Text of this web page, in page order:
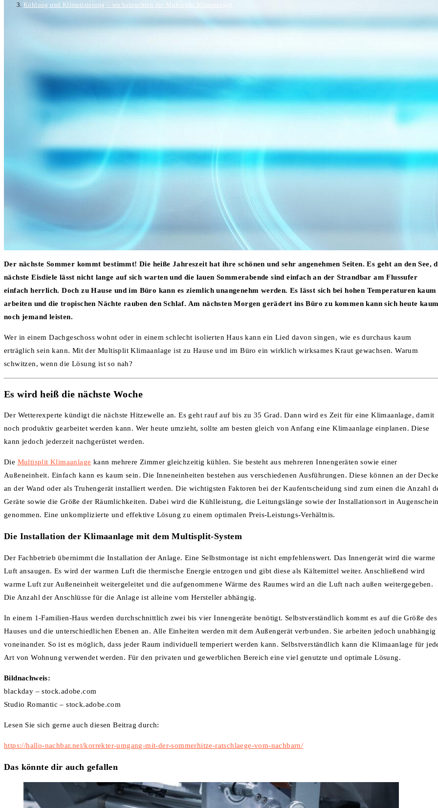
Kühlung und Klimatisierung – wir beleuchten die Multisplit Klimaanlage
Der nächste Sommer kommt bestimmt! Die heiße Jahreszeit hat ihre schönen und sehr angenehmen Seiten. Es geht an den See,
nächste Eisdiele lässt nicht lange auf sich warten und die lauen Sommerabende sind einfach an der Strandbar am Flussufer
einfach herrlich. Doch zu Hause und im Büro kann es ziemlich unangenehm werden. Es lässt sich bei hohen Temperaturen kaum
arbeiten und die tropischen Nächte rauben den Schlaf. Am nächsten Morgen gerädert ins Büro zu kommen kann sich heute
noch jemand leisten.
Wer in einem Dachgeschoss wohnt oder in einem schlecht isolierten Haus kann ein Lied davon singen, wie es durchaus kaum
erträglich sein kann. Mit der Multisplit Klimaanlage ist zu Hause und im Büro ein wirklich wirksames Kraut gewachsen. Warum
schwitzen, wenn die Lösung ist so nah?
Es wird heiß die nächste Woche
Der Wetterexperte kündigt die nächste Hitzewelle an. Es geht rauf auf bis zu 35 Grad. Dann wird es Zeit für eine Klimaanlage, damit
noch produktiv gearbeitet werden kann. Wer heute umzieht, sollte am besten gleich von Anfang eine Klimaanlage einplanen. Diese
kann jedoch jederzeit nachgerüstet werden.
Die Multisplit Klimaanlage kann mehrere Zimmer gleichzeitig kühlen. Sie besteht aus mehreren Innengeräten sowie einer
Außeneinheit. Einfach kann es kaum sein. Die Inneneinheiten bestehen aus verschiedenen Ausführungen. Diese können an der
an der Wand oder als Truhengerät installiert werden. Die wichtigsten Faktoren bei der Kaufentscheidung sind zum einen die Anzahl
Geräte sowie die Größe der Räumlichkeiten. Dabei wird die Kühlleistung, die Leitungslänge sowie der Installationsort in
genommen. Eine unkomplizierte und effektive Lösung zu einem optimalen Preis-Leistungs-Verhältnis.
Die Installation der Klimaanlage mit dem Multisplit-System
Der Fachbetrieb übernimmt die Installation der Anlage. Eine Selbstmontage ist nicht empfehlenswert. Das Innengerät wird die warme
Luft ansaugen. Es wird der warmen Luft die thermische Energie entzogen und gibt diese als Kältemittel weiter. Anschließend wird
warme Luft zur Außeneinheit weitergeleitet und die aufgenommene Wärme des Raumes wird an die Luft nach außen weitergegeben.
Die Anzahl der Anschlüsse für die Anlage ist alleine vom Hersteller abhängig.
In einem 1-Familien-Haus werden durchschnittlich zwei bis vier Innengeräte benötigt. Selbstverständlich kommt es auf die Größe des
Hauses und die unterschiedlichen Ebenen an. Alle Einheiten werden mit dem Außengerät verbunden. Sie arbeiten jedoch unabhängig
voneinander. So ist es möglich, dass jeder Raum individuell temperiert werden kann. Selbstverständlich kann die Klimaanlage für
Art von Wohnung verwendet werden. Für den privaten und gewerblichen Bereich eine viel genutzte und optimale Lösung.
Bildnachweis:
blackday – stock.adobe.com
Studio Romantic – stock.adobe.com
Lesen Sie sich gerne auch diesen Beitrag durch:
https://hallo-nachbar.net/korrekter-umgang-mit-der-sommerhitze-ratschlaege-vom-nachbarn/
Das könnte dir auch gefallen